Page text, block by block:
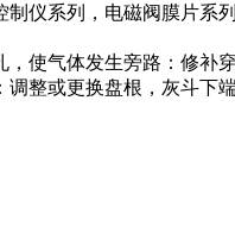
仪系列，电磁阀膜片系列
使气体发生旁路：修补
整或更换盘根，灰斗下